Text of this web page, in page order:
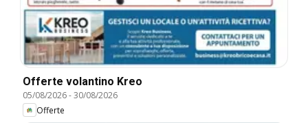
Offerte volantino Kreo
05/08/2026-30/08/2026
Offerte